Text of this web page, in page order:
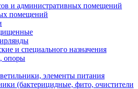
и административных помещений
помещений
и специального назначения
опоры
элементы питания
(бактерицидные, фито, очистители